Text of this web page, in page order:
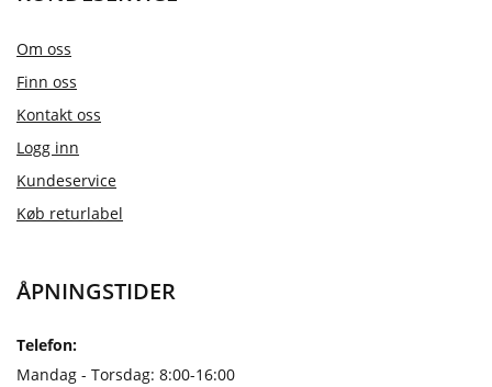
Om oss
Finn oss
Kontakt oss
Logg inn
Kundeservice
Køb returlabel
ÅPNINGSTIDER
Telefon:
Mandag - Torsdag: 8:00-16:00